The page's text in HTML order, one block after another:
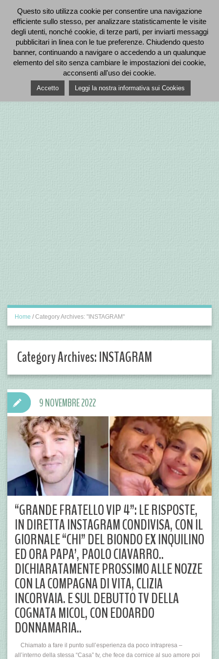
Home / Category Archives: "INSTAGRAM"
Category Archives:INSTAGRAM
“GRANDE FRATELLO VIP 4”: LE RISPOSTE,
IN DIRETTA INSTAGRAM CONDIVISA, CON IL
GIORNALE “CHI” DEL BIONDO EX INQUILINO
ED ORA PAPA’, PAOLO CIAVARRO..
DICHIARATAMENTE PROSSIMO ALLE NOZZE
CON LA COMPAGNA DI VITA, CLIZIA
INCORVAIA. E SUL DEBUTTO TV DELLA
COGNATA MICOL, CON EDOARDO
DONNAMARIA..
Chiamato a fare il punto sull’esperienza da poco intrapresa –
all’interno della stessa “Casa” tv, che fece da cornice al suo amore poi
9 NOVEMBRE 2022
Questo sito utilizza cookie per consentire una navigazione
efficiente sullo stesso, per analizzare statisticamente le visite
degli utenti, nonché cookie, di terze parti, per inviarti messaggi
pubblicitari in linea con le tue preferenze. Chiudendo questo
banner, continuando a navigare o accedendo a un qualunque
elemento del sito senza cambiare le impostazioni dei cookie,
acconsenti all'uso dei cookie.
Accetto Leggi la nostra informativa sui Cookies